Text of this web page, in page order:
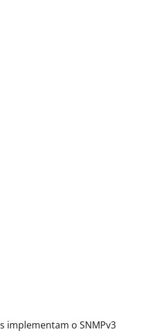
implementam o SNMPv3